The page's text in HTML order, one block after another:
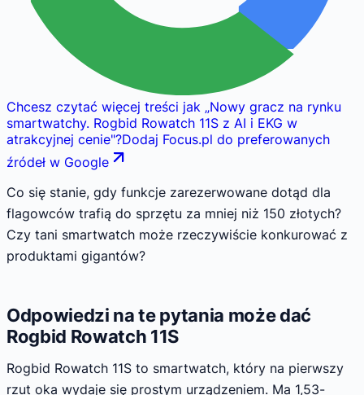
Chcesz czytać więcej treści jak „Nowy gracz na rynku
smartwatchy. Rogbid Rowatch 11S z AI i EKG w
atrakcyjnej cenie"?Dodaj Focus.pl do preferowanych
źródeł w Google
Co się stanie, gdy funkcje zarezerwowane dotąd dla
flagowców trafią do sprzętu za mniej niż 150 złotych?
Czy tani smartwatch może rzeczywiście konkurować z
produktami gigantów?
Odpowiedzi na te pytania może dać
Rogbid Rowatch 11S
Rogbid Rowatch 11S to smartwatch, który na pierwszy
rzut oka wydaje się prostym urządzeniem. Ma 1,53-